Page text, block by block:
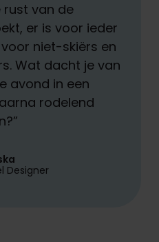
van de
er is voor ieder
niet-skiërs en
Wat dacht je van
avond in een
rodelend
Designer